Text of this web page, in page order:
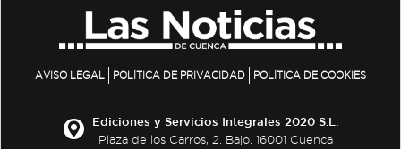
AVISO LEGAL POLÍTICA DE PRIVACIDAD POLÍTICA DE COOKIES
Ediciones y Servicios Integrales 2020 S.L.
Plaza de los Carros, 2. Bajo. 16001 Cuenca